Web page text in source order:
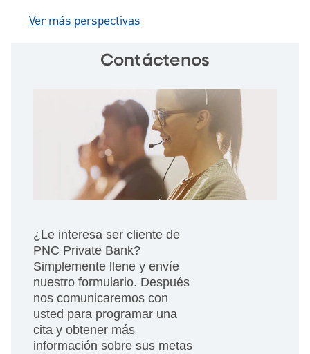
Ver más perspectivas
Contáctenos
¿Le interesa ser cliente de
PNC Private Bank?
Simplemente llene y envíe
nuestro formulario. Después
nos comunicaremos con
usted para programar una
cita y obtener más
información sobre sus metas